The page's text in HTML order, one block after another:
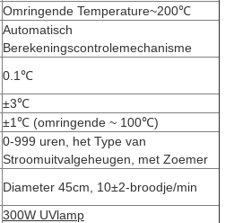
Omringende Temperature~200℃
Automatisch
Berekeningscontrolemechanisme
0.1℃
±3℃
±1℃ (omringende ~ 100℃)
0-999 uren, het Type van
Stroomuitvalgeheugen, met Zoemer
Diameter 45cm, 10±2-broodje/min
300W UVlamp